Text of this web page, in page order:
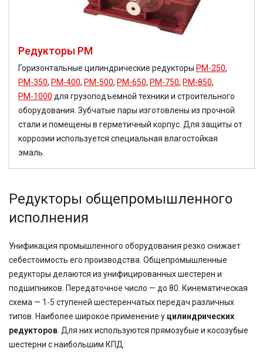
Редукторы РМ
Горизонтальные цилиндрические редукторы РМ-250,
РМ-350, РМ-400, РМ-500, РМ-650, РМ-750, РМ-850,
РМ-1000 для грузоподъемной техники и строительного
оборудования. Зубчатые пары изготовлены из прочной
стали и помещены в герметичный корпус. Для защиты от
коррозии используется специальная влагостойкая
эмаль.
Редукторы общепромышленного
исполнения
Унификация промышленного оборудования резко снижает
себестоимость его производства. Общепромышленные
редукторы делаются из унифицированных шестерен и
подшипников. Передаточное число — до 80. Кинематическая
схема — 1-5 ступеней шестеренчатых передач различных
типов. Наиболее широкое применение у цилиндрических
редукторов . Для них используются прямозубые и косозубые
шестерни с наибольшим КПД.